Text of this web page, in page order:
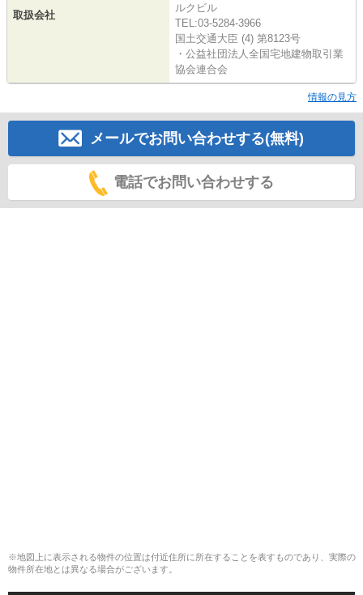
取扱会社
ルクビル
TEL:03-5284-3966
国土交通大臣 (4) 第8123号
・公益社団法人全国宅地建物取引業
協会連合会
情報の見方
メールでお問い合わせする(無料)
電話でお問い合わせする
※地図上に表示される物件の位置は付近住所に所在することを表すものであり、実際の
物件所在地とは異なる場合がございます。